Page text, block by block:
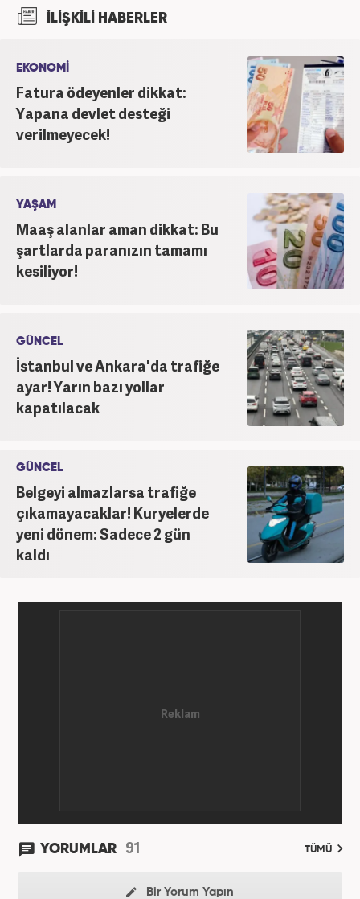
2017’den beri Kanal7 Medya Grubu’na bağlı
etmektedir.
İLİŞKİLİ HABERLER
EKONOMİ
Fatura ödeyenler dikkat:
Yapana devlet desteği
verilmeyecek!
YAŞAM
Maaş alanlar aman dikkat: Bu
şartlarda paranızın tamamı
kesiliyor!
GÜNCEL
İstanbul ve Ankara'da trafiğe
ayar! Yarın bazı yollar
kapatılacak
GÜNCEL
Belgeyi almazlarsa trafiğe
çıkamayacaklar! Kuryelerde
yeni dönem: Sadece 2 gün
kaldı
YORUMLAR 91 TÜMÜ
Bir Yorum Yapın